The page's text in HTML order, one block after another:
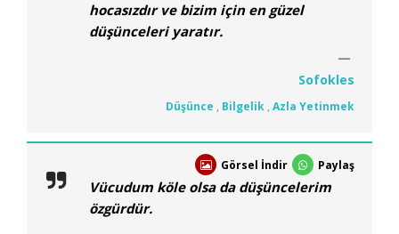
hocasızdır ve bizim için en güzel
düşünceleri yaratır.
Sofokles
Düşünce , Bilgelik , Azla Yetinmek
Görsel İndir Paylaş
Vücudum köle olsa da düşüncelerim
özgürdür.